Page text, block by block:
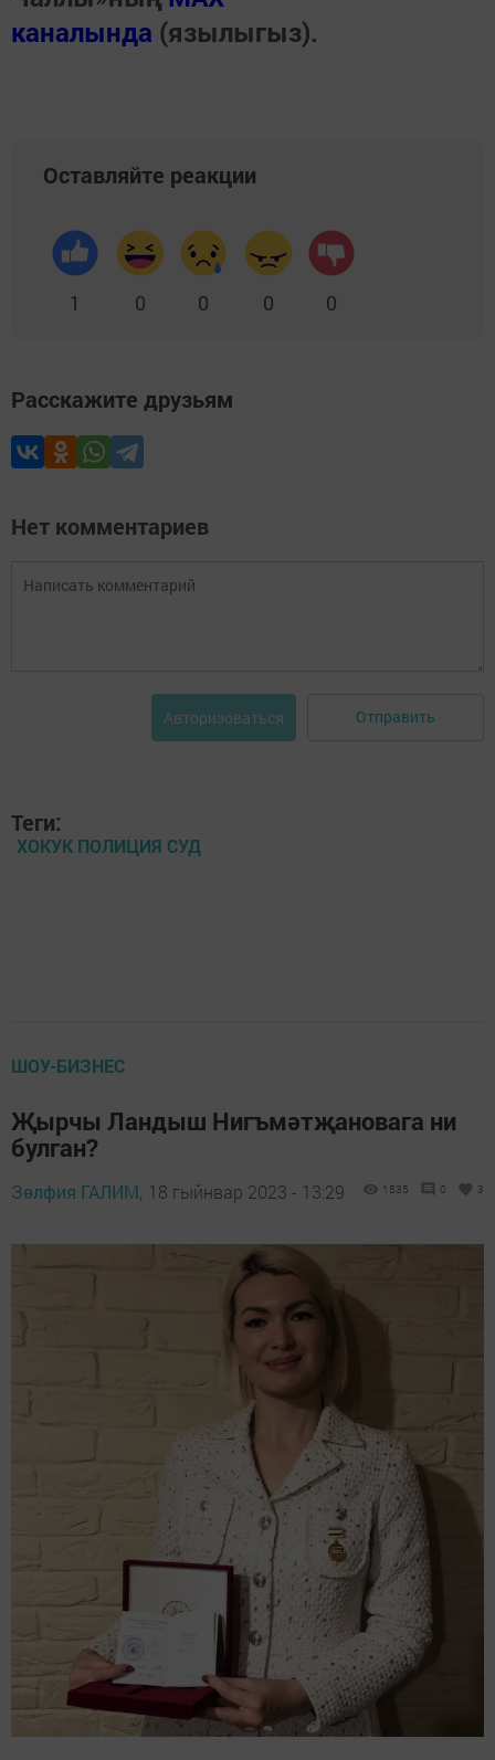
каналында (язылыгыз).
Оставляйте реакции
1 0 0 0 0
Расскажите друзьям
Нет комментариев
Авторизоваться Отправить
Теги:
ХОКУК ПОЛИЦИЯ СУД
ШОУ-БИЗНЕС
Җырчы Ландыш Нигъмәтҗановага ни
булган?
Зөлфия ГАЛИМ, 18 гыйнвар 2023 - 13:29 1535 0 3